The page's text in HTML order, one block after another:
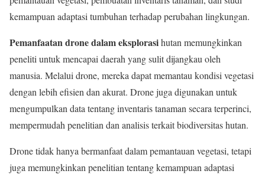
kemampuan adaptasi tumbuhan terhadap perubahan lingkungan.
Pemanfaatan drone dalam eksplorasihutan memungkinkan
peneliti untuk mencapai daerah yang sulit dijangkau oleh
manusia. Melalui drone, mereka dapat memantau kondisi vegetasi
dengan lebih efisien dan akurat. Drone juga digunakan untuk
mengumpulkan data tentang inventaris tanaman secara terperinci,
mempermudah penelitian dan analisis terkait biodiversitas hutan.
Drone tidak hanya bermanfaat dalam pemantauan vegetasi, tetapi
juga memungkinkan penelitian tentang kemampuan adaptasi